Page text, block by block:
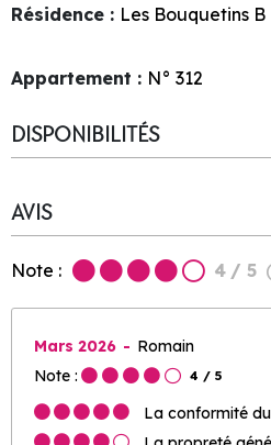
Résidence : Les Bouquetins B
Appartement : N° 312
DISPONIBILITÉS
AVIS
Note : 4 / 5 (
Mars 2026
Romain
Note :
4 / 5
La conformité